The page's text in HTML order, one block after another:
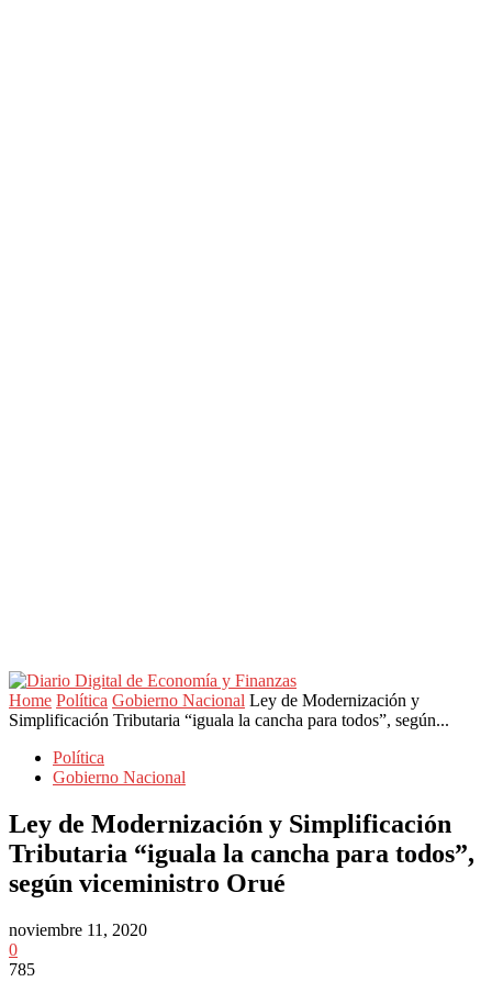
Home Política Gobierno Nacional Ley de Modernización y
Simplificación Tributaria “iguala la cancha para todos”, según...
Política
Gobierno Nacional
Ley de Modernización y Simplificación
Tributaria “iguala la cancha para todos”,
según viceministro Orué
noviembre 11, 2020
0
785